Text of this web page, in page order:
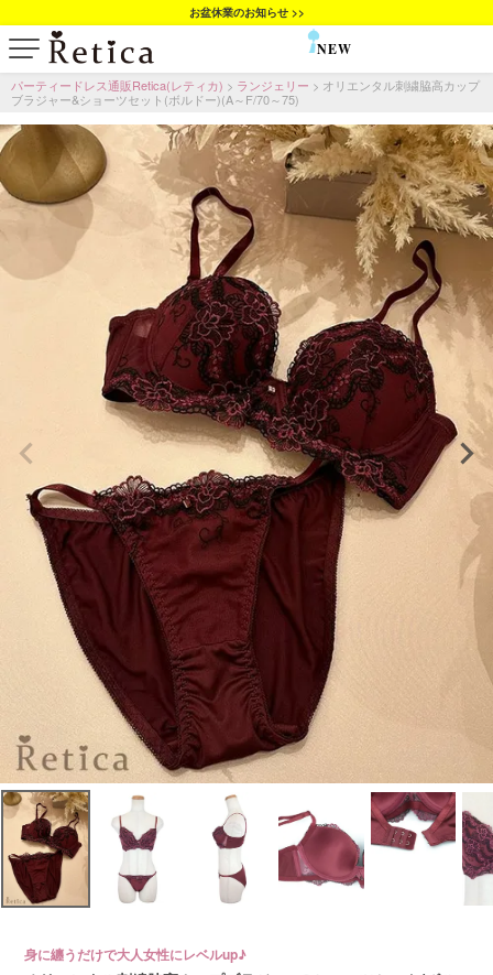
お盆休業のお知らせ >>
NEW
パーティードレス通販Retica(レティカ) ランジェリー
オリエンタル刺繍脇高カップ
ブラジャー&ショーツセット(ボルドー)(A～F/70～75)
身に纏うだけで大人女性にレベルup♪